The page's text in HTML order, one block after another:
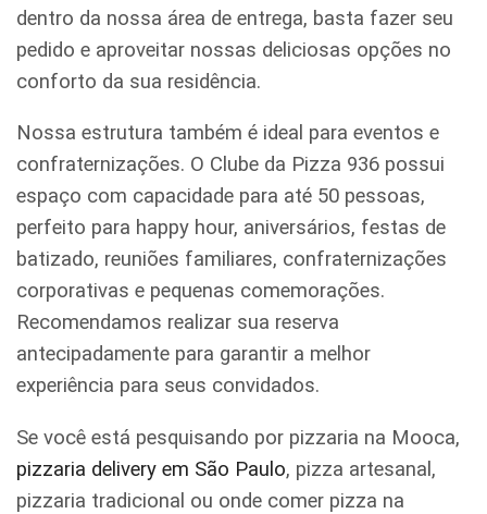
dentro da nossa área de entrega, basta fazer seu
pedido e aproveitar nossas deliciosas opções no
conforto da sua residência.
Nossa estrutura também é ideal para eventos e
confraternizações. O Clube da Pizza 936 possui
espaço com capacidade para até 50 pessoas,
perfeito para happy hour, aniversários, festas de
batizado, reuniões familiares, confraternizações
corporativas e pequenas comemorações.
Recomendamos realizar sua reserva
antecipadamente para garantir a melhor
experiência para seus convidados.
Se você está pesquisando por pizzaria na Mooca,
pizzaria delivery em São Paulo, pizza artesanal,
pizzaria tradicional ou onde comer pizza na